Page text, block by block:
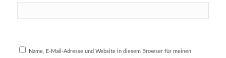
Name, E-Mail-Adresse und Website in diesem Browser für meinen